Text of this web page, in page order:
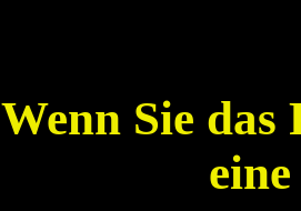
Wenn Sie